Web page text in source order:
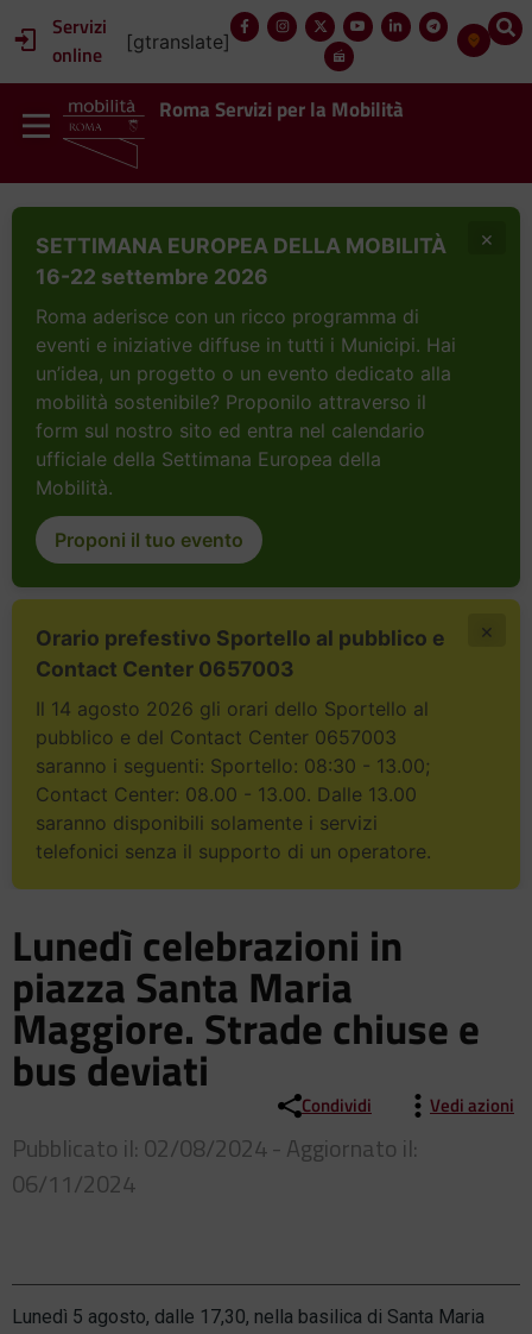
Servizi
online
[gtranslate]
Roma Servizi per la Mobilità
SETTIMANA EUROPEA DELLA MOBILITÀ
16-22 settembre 2026
Roma aderisce con un ricco programma di
eventi e iniziative diffuse in tutti i Municipi. Hai
un’idea, un progetto o un evento dedicato alla
mobilità sostenibile? Proponilo attraverso il
form sul nostro sito ed entra nel calendario
ufficiale della Settimana Europea della
Mobilità.
Proponi il tuo evento
×
Orario prefestivo Sportello al pubblico e
Contact Center 0657003
Il 14 agosto 2026 gli orari dello Sportello al
pubblico e del Contact Center 0657003
saranno i seguenti: Sportello: 08:30 - 13.00;
Contact Center: 08.00 - 13.00. Dalle 13.00
saranno disponibili solamente i servizi
telefonici senza il supporto di un operatore.
×
Lunedì celebrazioni in
piazza Santa Maria
Maggiore. Strade chiuse e
bus deviati
Condividi Vedi azioni
Pubblicato il: 02/08/2024 - Aggiornato il:
06/11/2024
Lunedì 5 agosto, dalle 17,30, nella basilica di Santa Maria